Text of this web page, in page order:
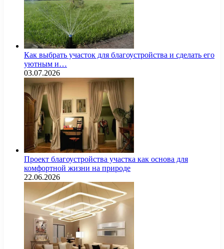
Как выбрать участок для благоустройства и сделать его
уютным и…
03.07.2026
Проект благоустройства участка как основа для
комфортной жизни на природе
22.06.2026